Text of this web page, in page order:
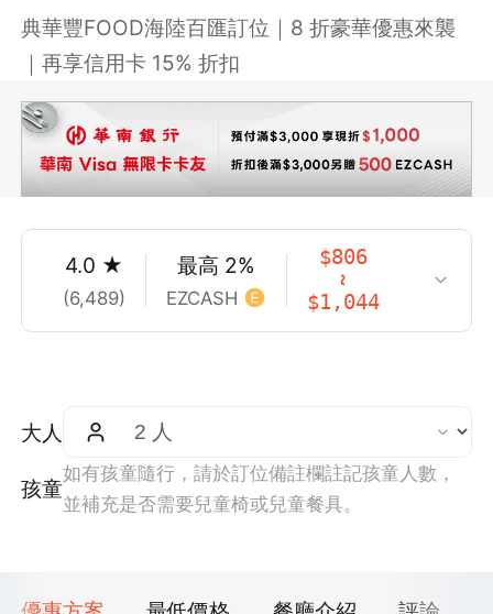
典華豐FOOD海陸百匯訂位｜8 折豪華優惠來襲
｜再享信用卡 15% 折扣
4.0 ★
(6,489)
最高 2%
EZCASH
$806
~
$1,044
大人
孩童
如有孩童隨行，請於訂位備註欄註記孩童人數，
並補充是否需要兒童椅或兒童餐具。